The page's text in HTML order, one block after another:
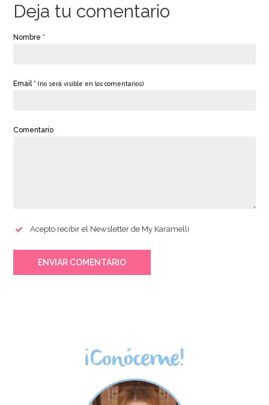
Deja tu comentario
Nombre *
Email *(no será visible en los comentarios)
Comentario
Acepto recibir el Newsletter de My Karamelli
ENVIAR COMENTARIO
¡Conóceme!